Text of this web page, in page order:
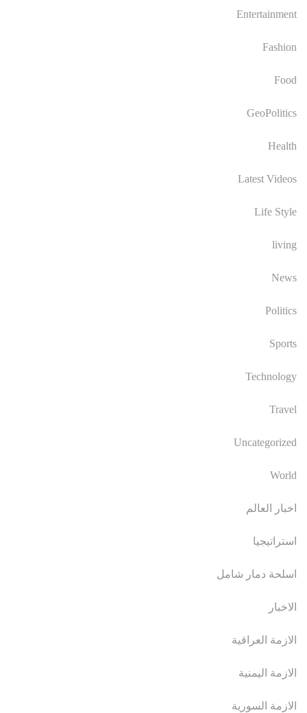
Entertainment
Fashion
Food
GeoPolitics
Health
Latest Videos
Life Style
living
News
Politics
Sports
Technology
Travel
Uncategorized
World
اخبار العالم
استراتيجيا
اسلحة دمار شامل
الاخبار
الازمة العراقية
الازمة اليمنية
الازمة السورية